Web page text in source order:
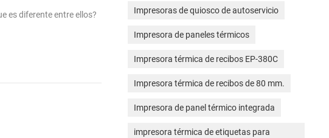
es diferente entre ellos?
Impresoras de quiosco de autoservicio
Impresora de paneles térmicos
Impresora térmica de recibos EP-380C
Impresora térmica de recibos de 80 mm.
Impresora de panel térmico integrada
impresora térmica de etiquetas para